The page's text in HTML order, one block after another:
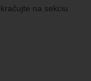
na sekciu